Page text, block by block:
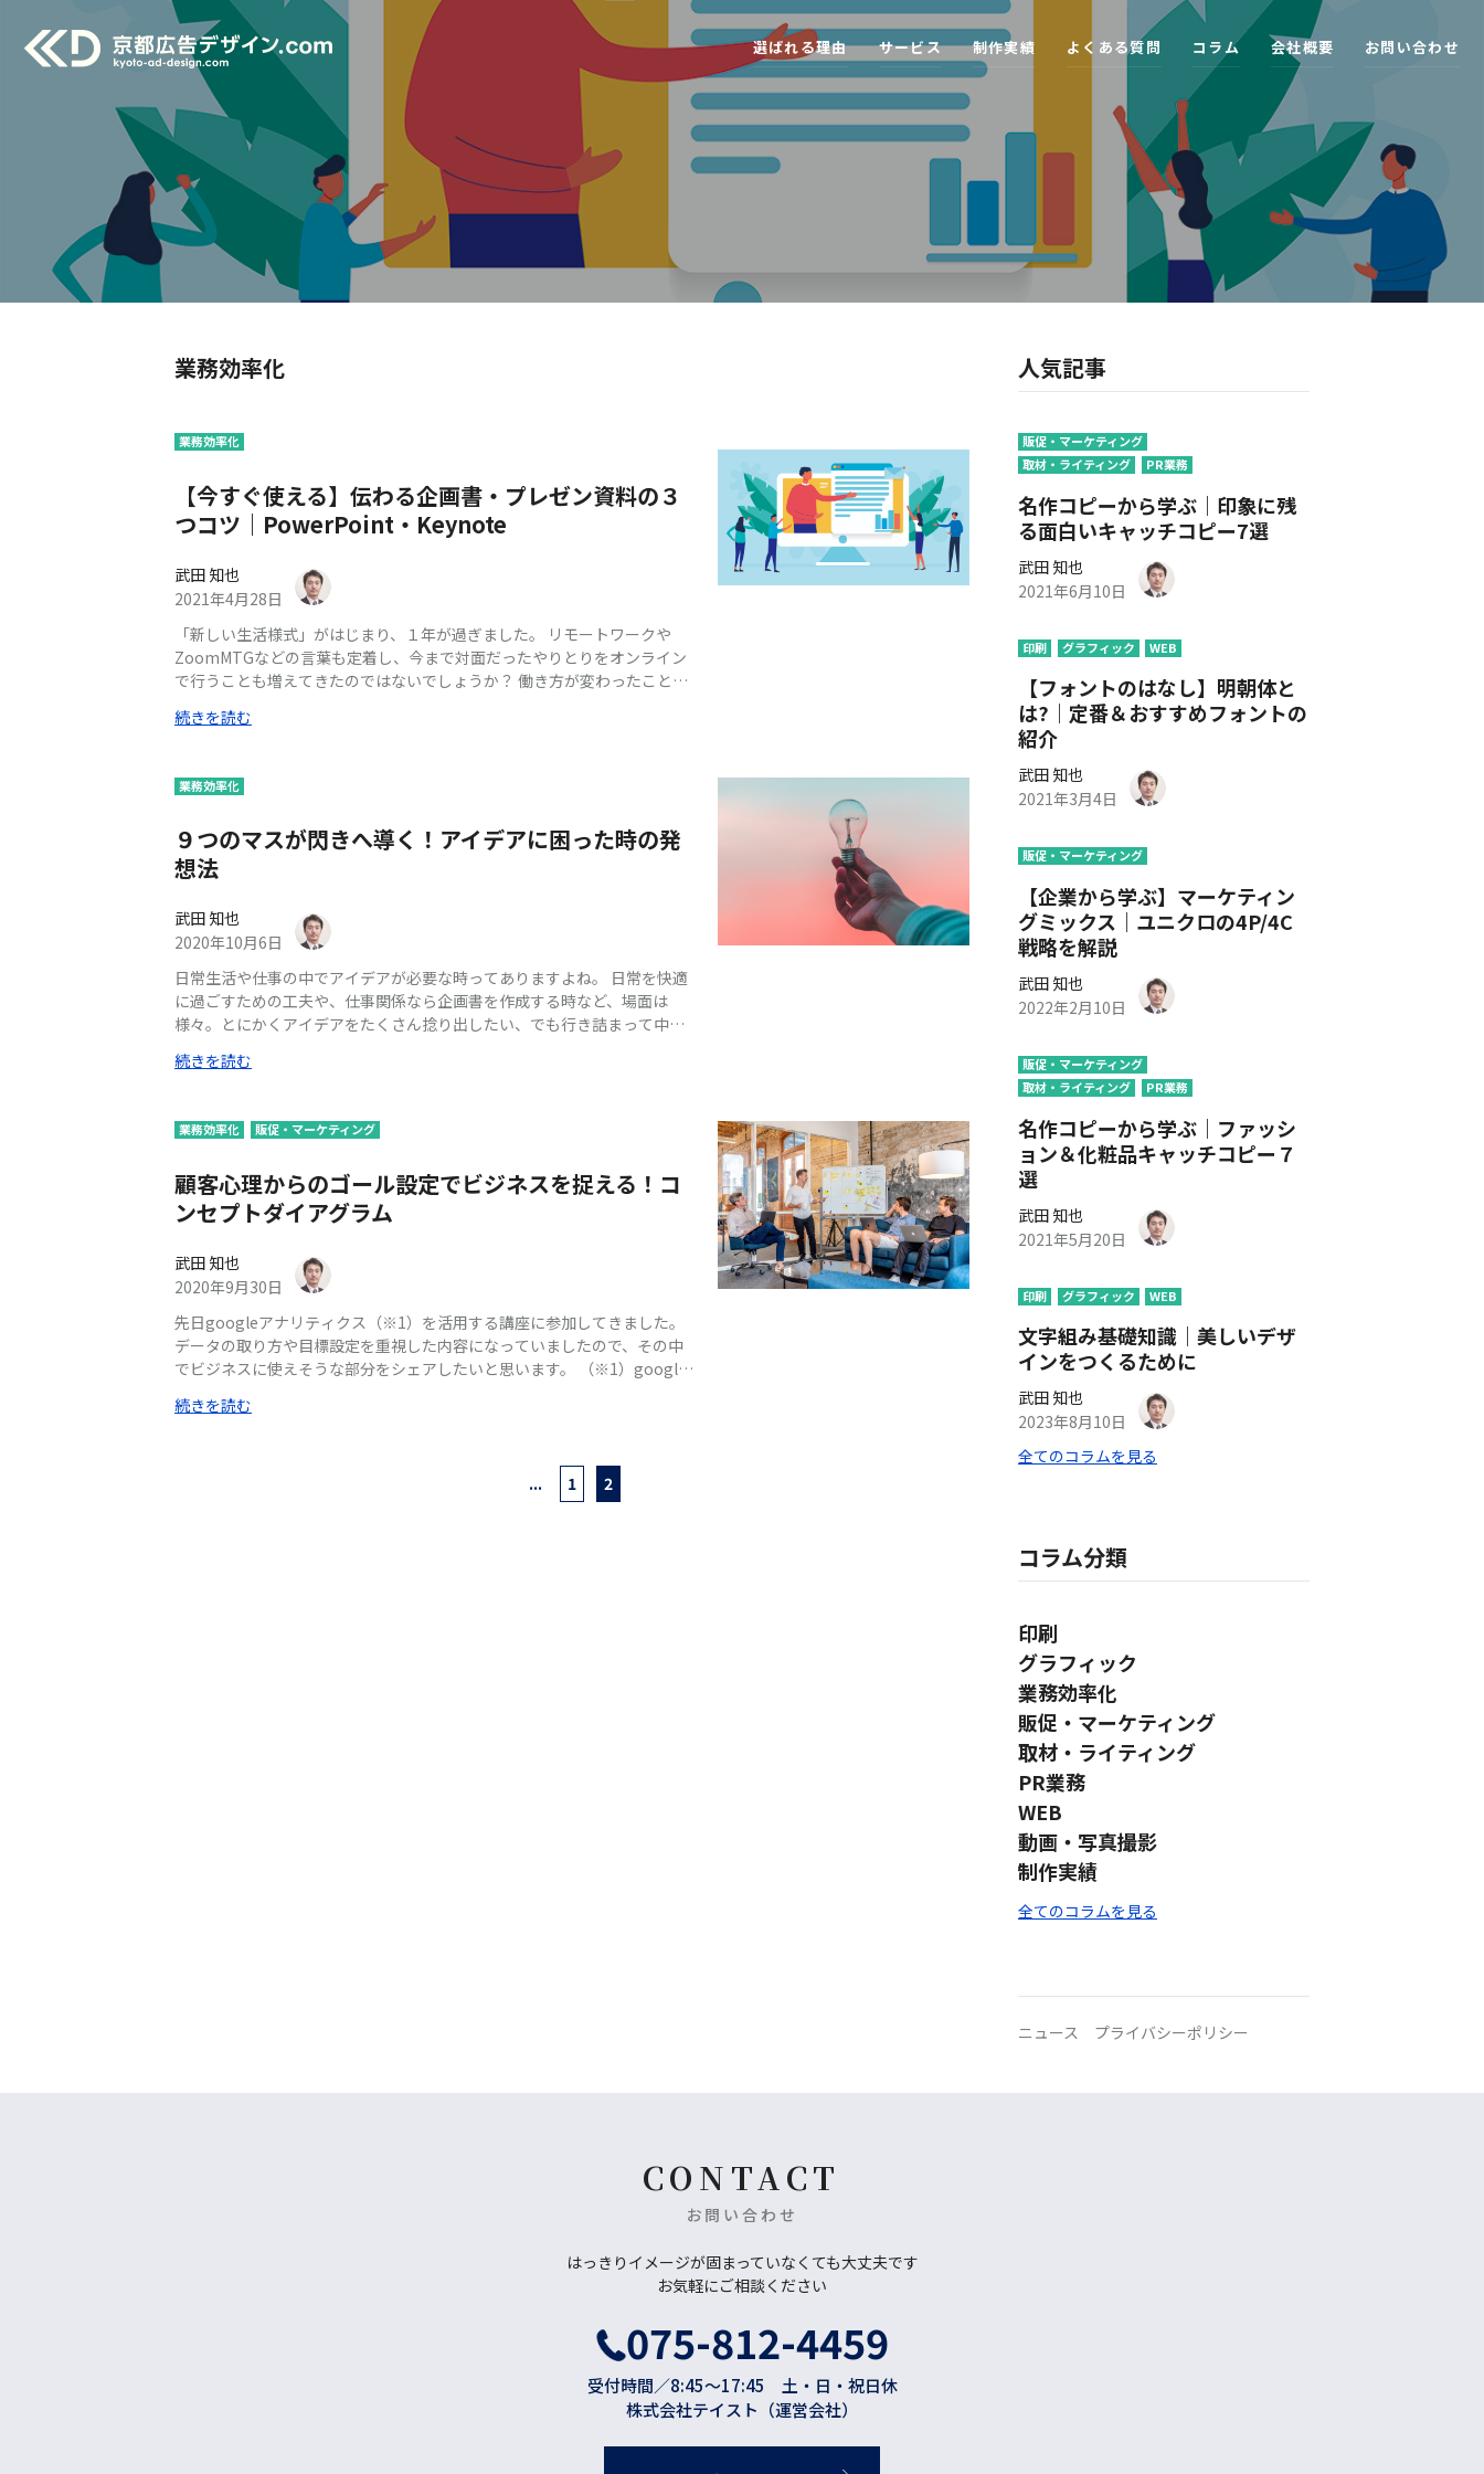
選ばれる理由 サービス 制作実績 よ く ある質問 コ ラ ム 会社概要 お問 い合わせ
業務効率化
業務効率化
【今すぐ使える】伝わる企画書・プレゼン資料の３
つコツ｜PowerPoint・Keynote
武田 知也
2021年4月28日
「新しい生活様式」がはじまり、１年が過ぎました。 リモートワークや
ZoomMTGなどの言葉も定着し、今まで対面だったやりとりをオンライン
で行うことも増えてきたのではないでしょうか？ 働き方が変わったこと
の力です。 オンライン上でも、会話の流れやニュアンスを読み取る「会話
に表示されているのは、話をしている相手の顔ではなく、PowerPointや
Keynoteで作成された、企画書・プレゼン資料の共有画面ではないでしょ
なってきました。しかし、言葉を書く能力は一朝一夕で身につくものでは
ありません。 今回はちょっと意識するだけでPowerPointやKeynoteの企
企画内容であっても、伝わらなければ価値がありません。 伝わる＝読みや
すさは、企画内容と同じぐらい重要です。
続きを読む
業務効率化
９つのマスが閃きへ導く！アイデアに困った時の発
想法
武田 知也
2020年10月6日
日常生活や仕事の中でアイデアが必要な時ってありますよね。 日常を快適
に過ごすための工夫や、仕事関係なら企画書を作成する時など、場面は
様々。とにかくアイデアをたくさん捻り出したい、でも行き詰まって中々
ます、なので難しい事ばかり考えず、柔軟な思考を意識しましょう。 …な
いですよね。 そんな時は自分から脳に揺さぶりをかけて閃きを呼び込みま
しょう。 呼び込む方法として、誰でも簡単に出来る発想法がいくつかある
続きを読む
業務効率化 販促・マーケティング
顧客心理からのゴール設定でビジネスを捉える！コ
ンセプトダイアグラム
武田 知也
2020年9月30日
先日googleアナリティクス（※1）を活用する講座に参加してきました。
データの取り方や目標設定を重視した内容になっていましたので、その中
でビジネスに使えそうな部分をシェアしたいと思います。 （※1）google
タを入手できる
続きを読む
... 1 2
人気記事
販促・マーケティング
取材・ライティング
PR業務
名作コピーから学ぶ｜印象に残
る面白いキャッチコピー7選
武田 知也
2021年6月10日
印刷 グラフィック WEB
【フォントのはなし】明朝体と
は?｜定番＆おすすめフォントの
紹介
武田 知也
2021年3月4日
販促・マーケティング
【企業から学ぶ】マーケティン
グミックス｜ユニクロの4P/4C
戦略を解説
武田 知也
2022年2月10日
販促・マーケティング
取材・ライティング
PR業務
名作コピーから学ぶ｜ファッシ
ョン＆化粧品キャッチコピー７
選
武田 知也
2021年5月20日
印刷 グラフィック WEB
文字組み基礎知識｜美しいデザ
インをつくるために
武田 知也
2023年8月10日
全てのコラムを見る
コラム分類
印刷
グラフィック
業務効率化
販促・マーケティング
取材・ライティング
PR業務
WEB
動画・写真撮影
制作実績
全てのコラムを見る
ニュース プライバシーポリシー
CONTACT
お問い合わせ
はっきりイメージが固まっていなくても大丈夫です
お気軽にご相談ください
075-812-4459
受付時間／8:45〜17:45 土・日・祝日休
株式会社テイスト（運営会社）